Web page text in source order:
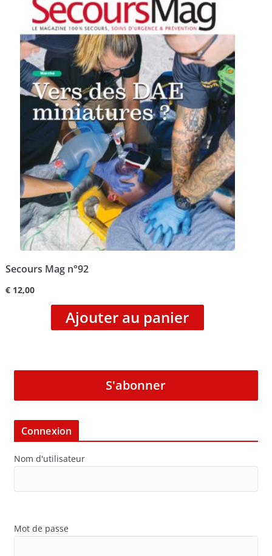
Secours Mag n°92
€12,00
Ajouter au panier
S'abonner
Connexion
Nom d'utilisateur
Mot de passe